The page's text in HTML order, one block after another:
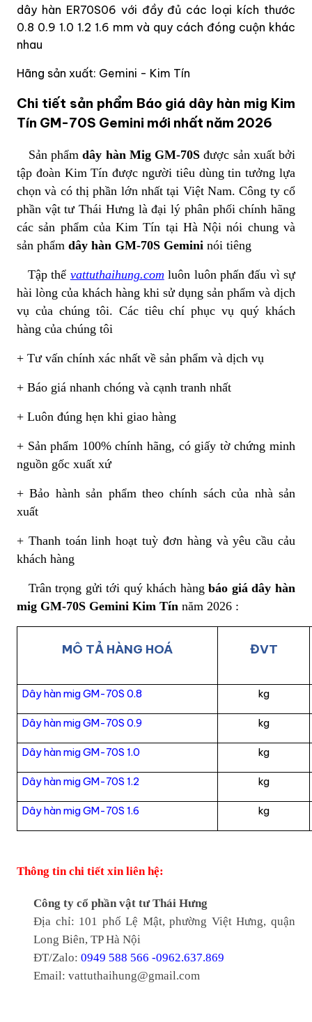
dây hàn ER70S06 với đầy đủ các loại kích thước
0.8 0.9 1.0 1.2 1.6 mm và quy cách đóng cuộn khác
nhau
Hãng sản xuất: Gemini - Kim Tín
Chi tiết sản phẩm Báo giá dây hàn mig Kim
Tín GM-70S Gemini mới nhất năm 2026
Sản phẩmdây hàn Mig GM-70S được sản xuất bởi
tập đoàn Kim Tín được người tiêu dùng tin tưởng lựa
chọn và có thị phần lớn nhất tại Việt Nam. Công ty cổ
phần vật tư Thái Hưng là đại lý phân phối chính hãng
các sản phẩm của Kim Tín tại Hà Nội nói chung và
sản phẩm dây hàn GM-70S Gemini nói tiêng
Tập thể vattuthaihung.com luôn luôn phấn đấu vì sự
hài lòng của khách hàng khi sử dụng sản phẩm và dịch
vụ của chúng tôi. Các tiêu chí phục vụ quý khách
hàng của chúng tôi
+ Tư vấn chính xác nhất về sản phẩm và dịch vụ
+ Báo giá nhanh chóng và cạnh tranh nhất
+ Luôn đúng hẹn khi giao hàng
+ Sản phẩm 100% chính hãng, có giấy tờ chứng minh
nguồn gốc xuất xứ
+ Bảo hành sản phẩm theo chính sách của nhà sản
xuất
+ Thanh toán linh hoạt tuỳ đơn hàng và yêu cầu cảu
khách hàng
Trân trọng gửi tới quý khách hàngbáo giá dây hàn
mig GM-70S Gemini Kim Tín năm 2026 :
MÔ TẢ HÀNG HOÁ ĐVT
Dây hàn mig GM-70S 0.8 kg
Dây hàn mig GM-70S 0.9 kg
Dây hàn mig GM-70S 1.0 kg
Dây hàn mig GM-70S 1.2 kg
Dây hàn mig GM-70S 1.6 kg
Thông tin chi tiết xin liên hệ:
Công ty cổ phần vật tư Thái Hưng
Địa chỉ: 101 phố Lệ Mật, phường Việt Hưng, quận
Long Biên, TP Hà Nội
ĐT/Zalo: 0949 588 566 -0962.637.869
Email: vattuthaihung@gmail.com